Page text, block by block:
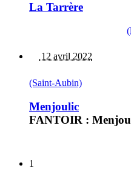
La Tarrère
12 avril 2022
(Saint-Aubin)
Menjoulic
FANTOIR :
1